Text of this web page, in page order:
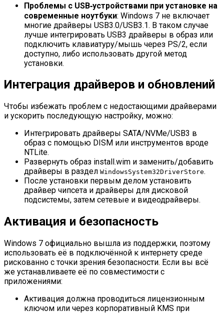
Проблемы с USB‑устройствами при установке на
современные ноутбуки: Windows 7 не включает
многие драйверы USB3.0/USB3.1. В таком случае
лучше интегрировать USB3 драйверы в образ или
подключить клавиатуру/мышь через PS/2, если
доступно, либо использовать другой метод
установки.
Интеграция драйверов и обновлений
Чтобы избежать проблем с недостающими драйверами
и ускорить последующую настройку, можно:
Интегрировать драйверы SATA/NVMe/USB3 в
образ с помощью DISM или инструментов вроде
NTLite.
Развернуть образ install.wim и заменить/добавить
драйверы в раздел WindowsSystem32DriverStore.
После установки первым делом установить
драйвер чипсета и драйверы для дисковой
подсистемы, затем сетевые и видеодрайверы.
Активация и безопасность
Windows 7 официально вышла из поддержки, поэтому
использовать её в подключённой к интернету среде
рискованно с точки зрения безопасности. Если вы всё
же устанавливаете её по совместимости с
приложениями:
Активация должна проводиться лицензионным
ключом или через корпоративный KMS при